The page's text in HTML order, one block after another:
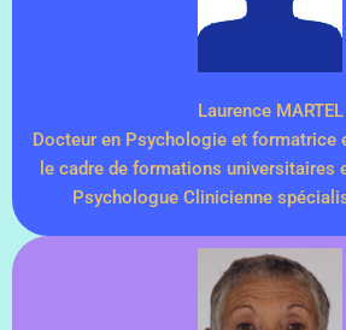
Laurence MARTEL
Docteur en Psychologie et formatrice
le cadre de formations universitaires
Psychologue Clinicienne